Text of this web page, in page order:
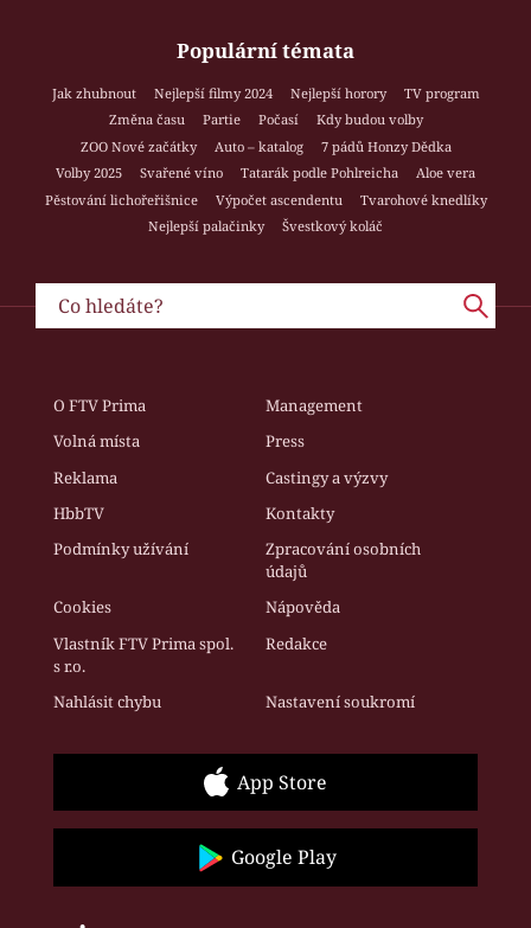
Populární témata
Jak zhubnout Nejlepší filmy 2024 Nejlepší horory
TV program
Změna času
Partie Počasí
Kdy budou volby
ZOO Nové začátky
Auto – katalog
7 pádů Honzy Dědka
Volby 2025
Svařené víno Tatarák podle Pohlreicha
Aloe vera
Pěstování lichořeřišnice
Výpočet ascendentu
Tvarohové knedlíky
Nejlepší palačinky
Švestkový koláč
O FTV Prima
Management
Volná místa
Press
Reklama
Castingy a výzvy
HbbTV
Kontakty
Podmínky užívání
Zpracování osobních
údajů
Cookies
Nápověda
Vlastník FTV Prima spol.
s r.o.
Redakce
Nahlásit chybu Nastavení soukromí
App Store
Google Play